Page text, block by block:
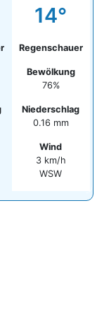
14°
Regenschauer
Bewölkung
76%
Niederschlag
0.16 mm
Wind
3 km/h
WSW